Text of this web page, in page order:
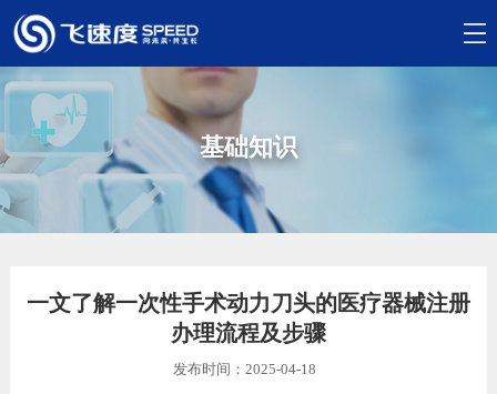
基础知识
一文了解一次性手术动力刀头的医疗器械注册
办理流程及步骤
发布时间：2025-04-18